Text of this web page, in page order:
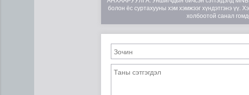
болон ёс суртахууны хэм хэмжээг хүндэтгэнэ үү.
холбоотой санал